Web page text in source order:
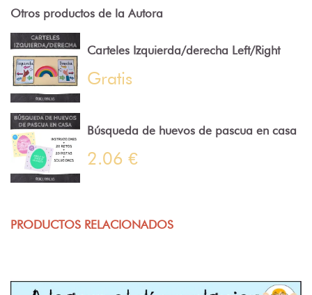
Otros productos de la Autora
Carteles Izquierda/derecha Left/Right
Gratis
Búsqueda de huevos de pascua en casa
2.06 €
PRODUCTOS RELACIONADOS